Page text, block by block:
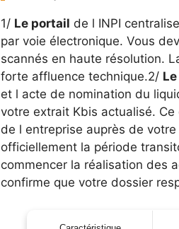
1/ Le portail de l INPI
par voie électronique. Vous
scannés en haute résolution.
forte affluence technique.2/
et l acte de nomination du
votre extrait Kbis actualisé.
de l entreprise auprès de
officiellement la période
commencer la réalisation des
confirme que votre dossier